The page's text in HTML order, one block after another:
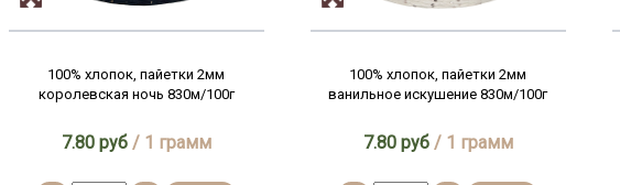
100% хлопок, пайетки 2мм
королевская ночь 830м/100г
7.80 руб/ 1 грамм
100% хлопок, пайетки 2мм
ванильное искушение 830м/100г
7.80 руб/ 1 грамм